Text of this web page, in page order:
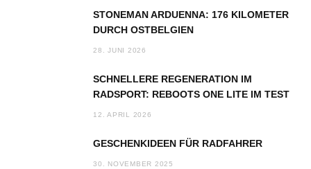
STONEMAN ARDUENNA: 176 KILOMETER
DURCH OSTBELGIEN
28. JUNI 2026
SCHNELLERE REGENERATION IM
RADSPORT: REBOOTS ONE LITE IM TEST
12. APRIL 2026
GESCHENKIDEEN FÜR RADFAHRER
30. NOVEMBER 2025